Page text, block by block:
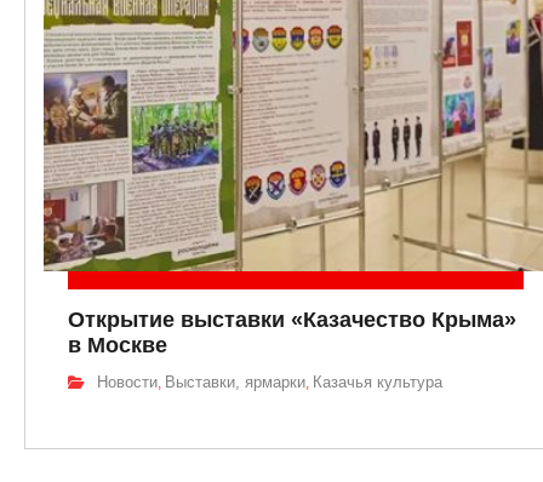
Открытие выставки «Казачество Крыма»
в Москве
Новости Выставки, ярмарки Казачья культура